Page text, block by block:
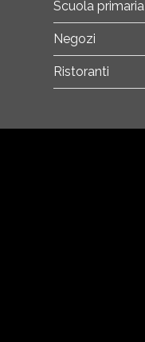
Scuola primaria
Negozi
Ristoranti